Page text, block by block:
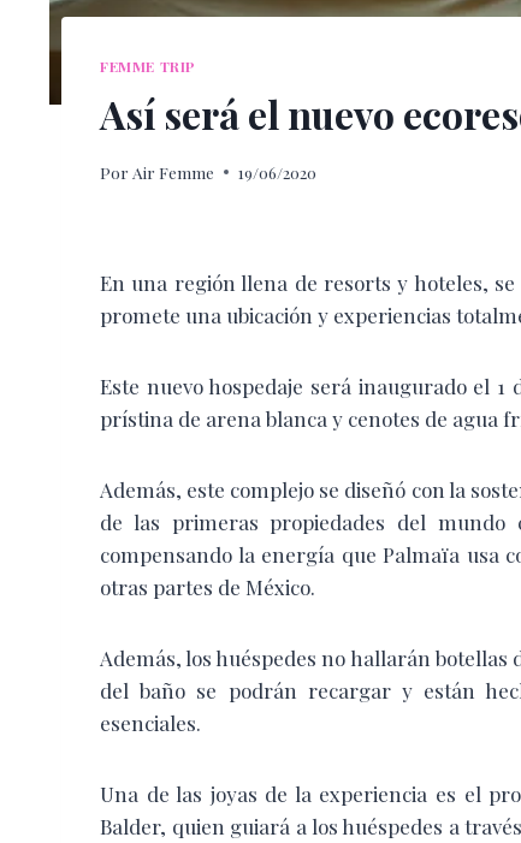
FEMME TRIP
Así será el nuevo
Por Air Femme 19/06/2020
En una región llena de resorts y hoteles,
promete una ubicación y experiencias
Este nuevo hospedaje será inaugurado el
prístina de arena blanca y cenotes de agua
Además, este complejo se diseñó con la
de las primeras propiedades del mundo
compensando la energía que Palmaïa usa
otras partes de México.
Además, los huéspedes no hallarán
del baño se podrán recargar y están
esenciales.
Una de las joyas de la experiencia es el
Balder, quien guiará a los huéspedes a